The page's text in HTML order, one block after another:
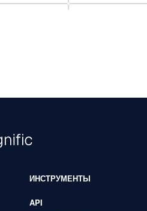
ВО ИКОНОК: 30
ИНСТРУМЕНТЫ
API